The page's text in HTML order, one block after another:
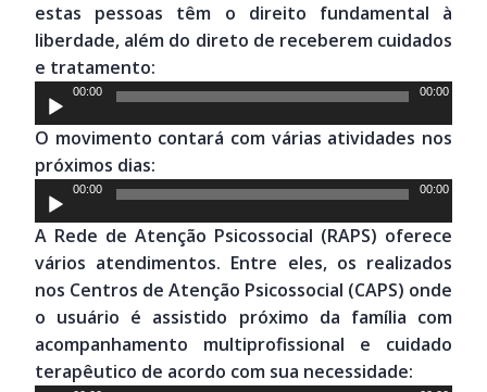
estas pessoas têm o direito fundamental à
liberdade, além do direto de receberem cuidados
e tratamento:
Tocador
de
áudio
00:00 00:00
O movimento contará com várias atividades nos
próximos dias:
Tocador
de
áudio
00:00 00:00
A Rede de Atenção Psicossocial (RAPS) oferece
vários atendimentos. Entre eles, os realizados
nos Centros de Atenção Psicossocial (CAPS) onde
o usuário é assistido próximo da família com
acompanhamento multiprofissional e cuidado
terapêutico de acordo com sua necessidade: